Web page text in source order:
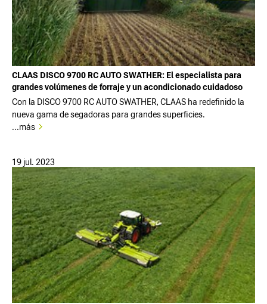
CLAAS DISCO 9700 RC AUTO SWATHER: El especialista para
grandes volúmenes de forraje y un acondicionado cuidadoso
Con la DISCO 9700 RC AUTO SWATHER, CLAAS ha redefinido la
nueva gama de segadoras para grandes superficies.
...más
19 jul. 2023